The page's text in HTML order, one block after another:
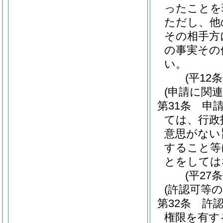
ったこと
ただし、
その相手
の事実そ
い。
(平12
(申請に関
第31条
申
ては、行
意思がな
すること
とをして
(平27
(許認可等
第32条
許
権限を有